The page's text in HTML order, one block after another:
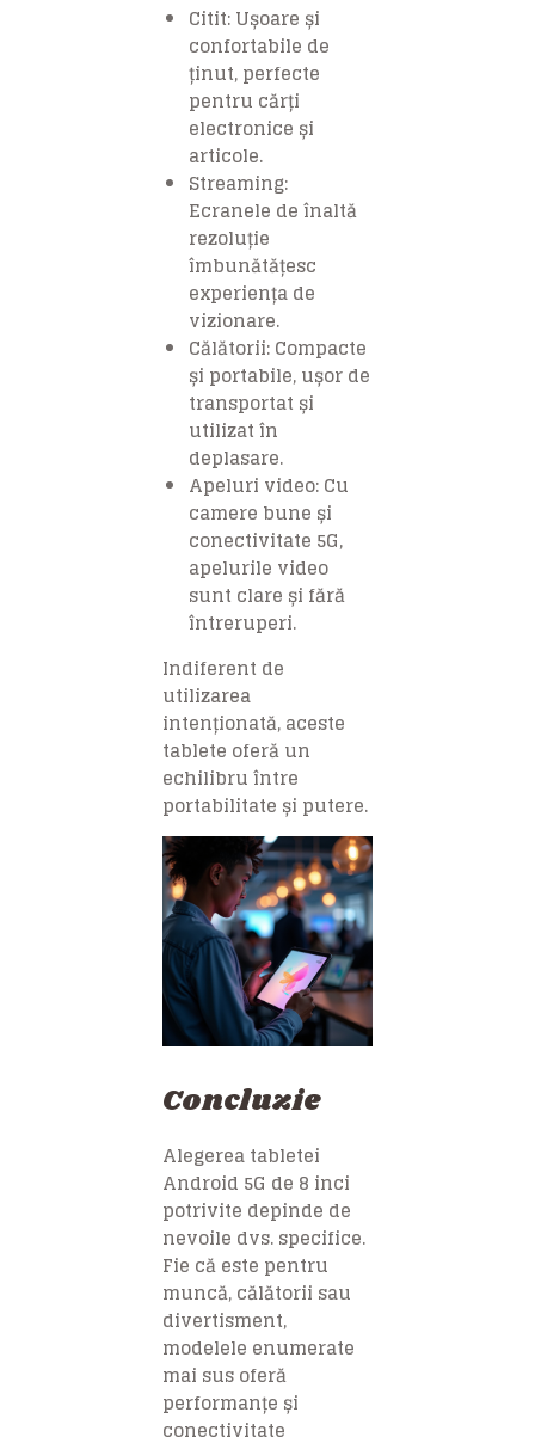
Citit: Ușoare și
confortabile de
ținut, perfecte
pentru cărți
electronice și
articole.
Streaming:
Ecranele de înaltă
rezoluție
îmbunătățesc
experiența de
vizionare.
Călătorii: Compacte
și portabile, ușor de
transportat și
utilizat în
deplasare.
Apeluri video: Cu
camere bune și
conectivitate 5G,
apelurile video
sunt clare și fără
întreruperi.
Indiferent de
utilizarea
intenționată, aceste
tablete oferă un
echilibru între
portabilitate și putere.
Concluzie
Alegerea tabletei
Android 5G de 8 inci
potrivite depinde de
nevoile dvs. specifice.
Fie că este pentru
muncă, călătorii sau
divertisment,
modelele enumerate
mai sus oferă
performanțe și